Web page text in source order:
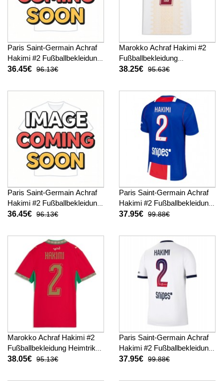
Paris Saint-Germain Achraf
Hakimi #2 Fußballbekleidung
Auswärtstrikot Kinder 2026-
36.45€ 96.13€
Marokko Achraf Hakimi #2
Fußballbekleidung
Auswärtstrikot WM 2026
38.25€ 95.63€
Paris Saint-Germain Achraf
Hakimi #2 Fußballbekleidung
3rd trikot Kinder 2026-27
36.45€ 96.13€
Paris Saint-Germain Achraf
Hakimi #2 Fußballbekleidung
Heimtrikot 2026-27 Kurzarm
37.95€ 99.88€
Marokko Achraf Hakimi #2
Fußballbekleidung Heimtrikot
Damen WM 2026 Kurzarm
38.05€ 95.13€
Paris Saint-Germain Achraf
Hakimi #2 Fußballbekleidung
Auswärtstrikot 2026-27
37.95€ 99.88€